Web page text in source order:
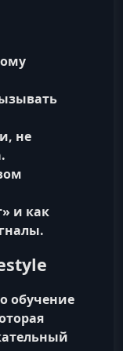
не
и как
обучение